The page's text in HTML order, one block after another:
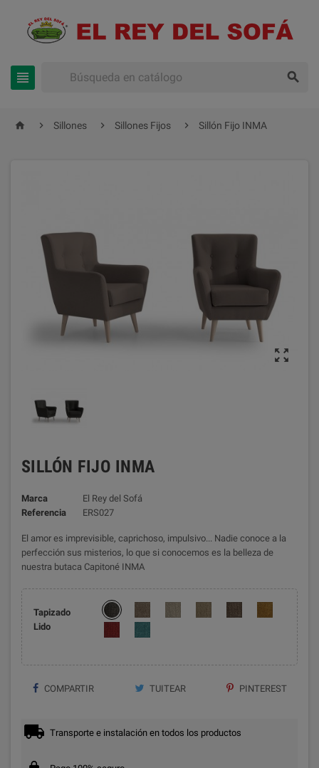
 
  Sillones  Sillones Fijos  Sillón Fijo INMA

SILLÓN FIJO INMA
Marca
El Rey del Sofá
Referencia
ERS027
El amor es imprevisible, caprichoso, impulsivo... Nadie conoce a la
perfección sus misterios, lo que si conocemos es la belleza de
nuestra butaca Capitoné INMA
Tapizado
Lido
COMPARTIR TUITEAR PINTEREST
Transporte e instalación en todos los productos